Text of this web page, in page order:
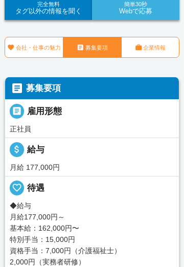
完全無料
タグ以外の情報を聞く
簡単30秒
Webで応募
 会社・仕事の魅力  募集要項 企業情報
 募集要項
 雇用形態
正社員
attach_money 給与
月給 177,000円
favorite_border 待遇
◆給与
月給177,000円～
基本給：162,000円〜
特別手当：15,000円
資格手当：7,000円（介護福祉士）
2,000円（実務者研修）